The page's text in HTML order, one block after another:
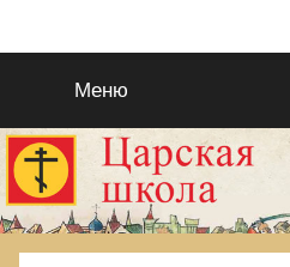
к
содержимому
Православие
рукописях
—
Славу
Исуса
Христа.
Для
поиска
Меню